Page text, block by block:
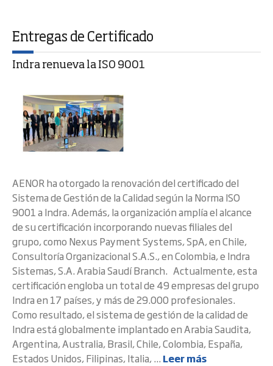
Entregas de Certificado
Indra renueva la ISO 9001
AENOR ha otorgado la renovación del certificado del
Sistema de Gestión de la Calidad según la Norma ISO
9001 a Indra. Además, la organización amplía el alcance
de su certificación incorporando nuevas filiales del
grupo, como Nexus Payment Systems, SpA, en Chile,
Consultoría Organizacional S.A.S., en Colombia, e Indra
Sistemas, S.A. Arabia Saudí Branch. Actualmente, esta
certificación engloba un total de 49 empresas del grupo
Indra en 17 países, y más de 29.000 profesionales.
Como resultado, el sistema de gestión de la calidad de
Indra está globalmente implantado en Arabia Saudita,
Argentina, Australia, Brasil, Chile, Colombia, España,
Estados Unidos, Filipinas, Italia, ... Leer más